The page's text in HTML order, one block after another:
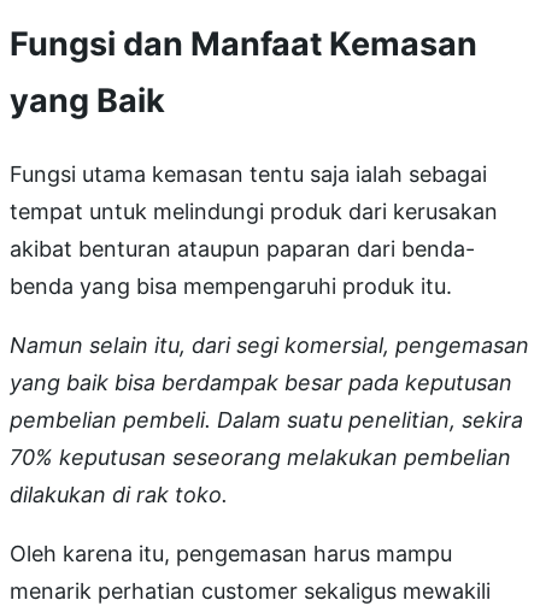
Fungsi dan Manfaat Kemasan
yang Baik
Fungsi utama kemasan tentu saja ialah sebagai
tempat untuk melindungi produk dari kerusakan
akibat benturan ataupun paparan dari benda-
benda yang bisa mempengaruhi produk itu.
Namun selain itu, dari segi komersial, pengemasan
yang baik bisa berdampak besar pada keputusan
pembelian pembeli. Dalam suatu penelitian, sekira
70% keputusan seseorang melakukan pembelian
dilakukan di rak toko.
Oleh karena itu, pengemasan harus mampu
menarik perhatian customer sekaligus mewakili